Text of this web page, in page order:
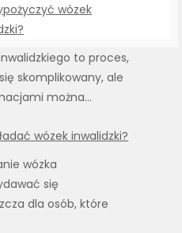
wózek
to proces,
skomplikowany, ale
można…
wózek inwalidzki?
wózka
się
dla osób, które